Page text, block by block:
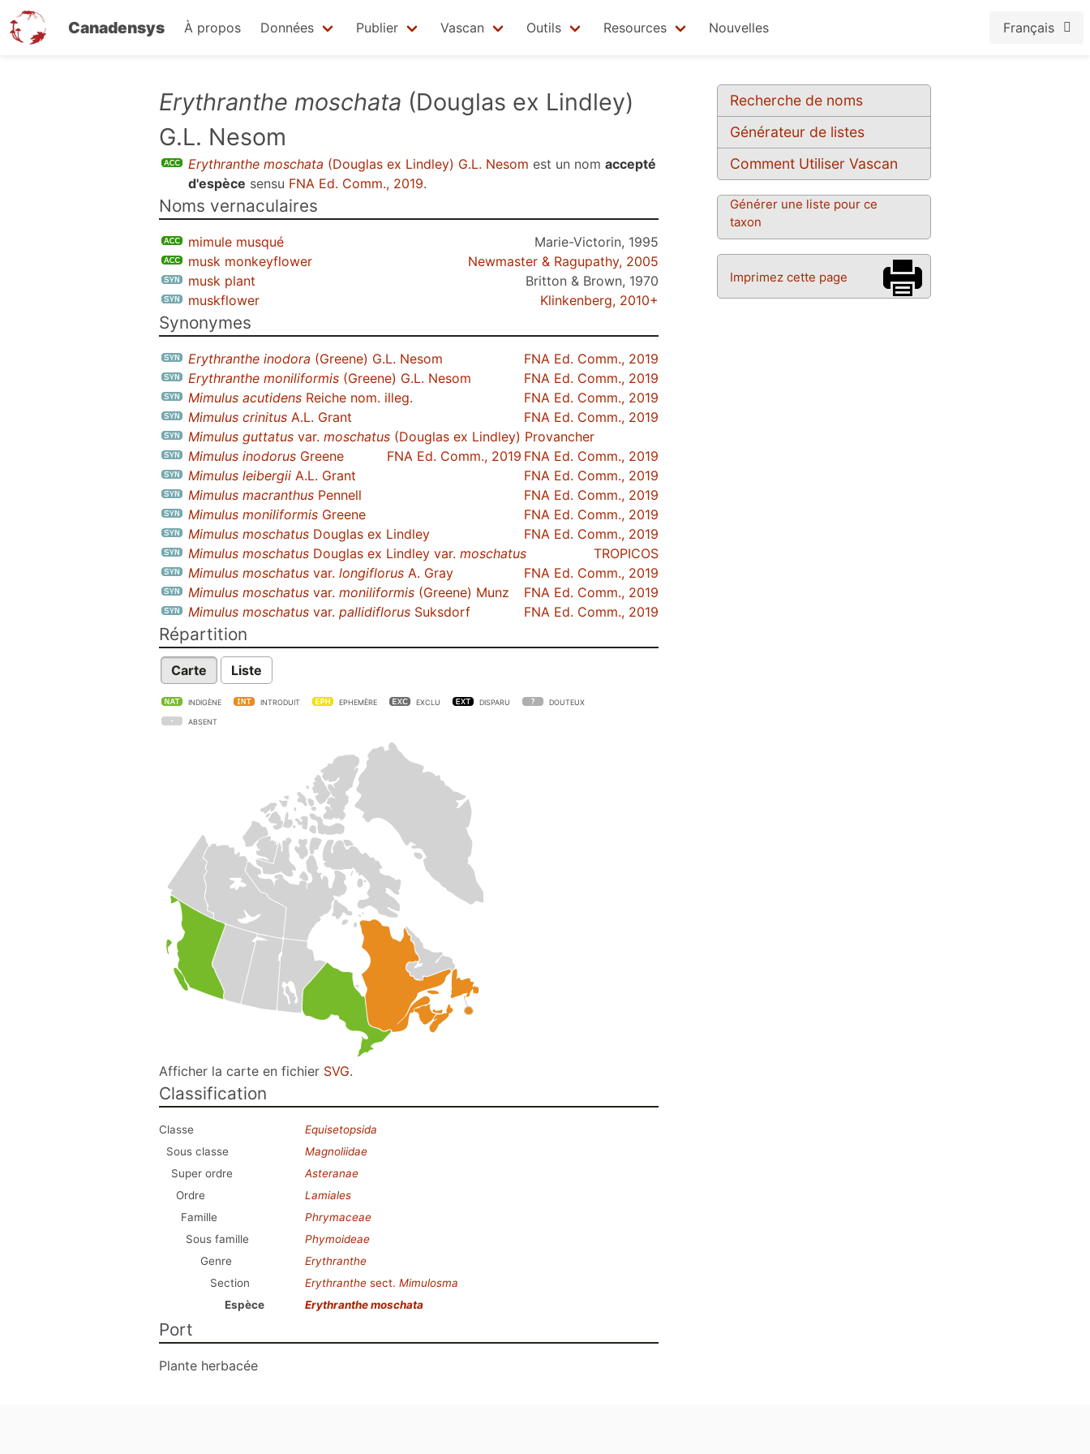
Canadensys À propos Données Publier Vascan Outils Resources Nouvelles Français
Recherche de noms
Générateur de listes
Comment Utiliser Vascan
Générer une liste pour ce
taxon
Imprimez cette page
Erythranthe moschata (Douglas ex Lindley)
G.L. Nesom
Erythranthe moschata (Douglas ex Lindley) G.L. Nesom est un nom accepté
d'espèce sensu FNA Ed. Comm., 2019.
Noms vernaculaires
mimule musqué
Marie-Victorin, 1995
musk monkeyflower
Newmaster & Ragupathy, 2005
musk plant
Britton & Brown, 1970
muskflower
Klinkenberg, 2010+
Synonymes
Erythranthe inodora (Greene) G.L. Nesom
FNA Ed. Comm., 2019
Erythranthe moniliformis (Greene) G.L. Nesom
FNA Ed. Comm., 2019
Mimulus acutidens Reiche nom. illeg.
FNA Ed. Comm., 2019
Mimulus crinitus A.L. Grant
FNA Ed. Comm., 2019
Mimulus guttatus var. moschatus (Douglas ex Lindley) Provancher
FNA Ed. Comm., 2019
Mimulus inodorus Greene
FNA Ed. Comm., 2019
Mimulus leibergii A.L. Grant
FNA Ed. Comm., 2019
Mimulus macranthus Pennell
FNA Ed. Comm., 2019
Mimulus moniliformis Greene
FNA Ed. Comm., 2019
Mimulus moschatus Douglas ex Lindley
FNA Ed. Comm., 2019
Mimulus moschatus Douglas ex Lindley var. moschatus
TROPICOS
Mimulus moschatus var. longiflorus A. Gray
FNA Ed. Comm., 2019
Mimulus moschatus var. moniliformis (Greene) Munz
FNA Ed. Comm., 2019
Mimulus moschatus var. pallidiflorus Suksdorf FNA Ed. Comm., 2019
Répartition
Carte Liste
INDIGÈNE INTRODUIT EPHEMÈRE EXCLU DISPARU DOUTEUX
ABSENT
Afficher la carte en fichier SVG.
Classification
Classe
Equisetopsida
Sous classe
Magnoliidae
Super ordre
Asteranae
Ordre
Lamiales
Famille
Phrymaceae
Sous famille
Phymoideae
Genre
Erythranthe
Section
Erythranthe sect. Mimulosma
Espèce
Erythranthe moschata
Port
Plante herbacée